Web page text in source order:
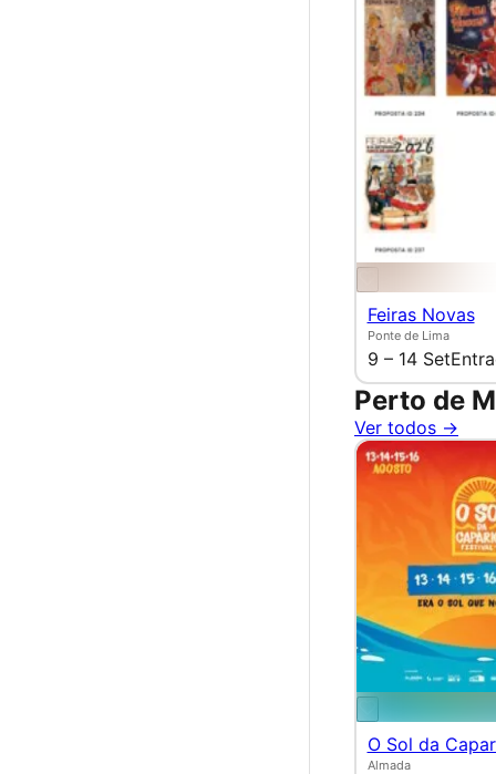
Feiras Novas
Ponte de Lima
9 – 14 Set
Perto de
Ver todos →
O Sol da
Almada